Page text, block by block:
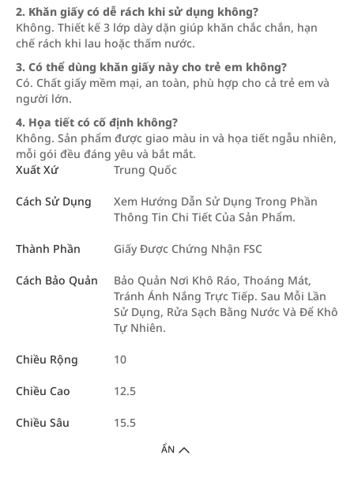
2. Khăn giấy có dễ rách khi sử dụng không?
Không. Thiết kế 3 lớp dày dặn giúp khăn chắc chắn, hạn
chế rách khi lau hoặc thấm nước.
3. Có thể dùng khăn giấy này cho trẻ em không?
Có. Chất giấy mềm mại, an toàn, phù hợp cho cả trẻ em và
người lớn.
4. Họa tiết có cố định không?
Không. Sản phẩm được giao màu in và họa tiết ngẫu nhiên,
mỗi gói đều đáng yêu và bắt mắt.
Xuất Xứ
Trung Quốc
Cách Sử Dụng
Xem Hướng Dẫn Sử Dụng Trong Phần
Thông Tin Chi Tiết Của Sản Phẩm.
Thành Phần Giấy Được Chứng Nhận FSC
Cách Bảo Quản
Bảo Quản Nơi Khô Ráo, Thoáng Mát,
Tránh Ánh Nắng Trực Tiếp. Sau Mỗi Lần
Sử Dụng, Rửa Sạch Bằng Nước Và Để Khô
Tự Nhiên.
Chiều Rộng 10
Chiều Cao 12.5
Chiều Sâu 15.5
ẨN